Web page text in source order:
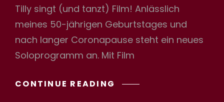
Tilly singt (und tanzt) Film! Anlässlich
meines 50-jährigen Geburtstages und
nach langer Coronapause steht ein neues
Soloprogramm an. Mit Film
CONTINUE READING CELLULOID